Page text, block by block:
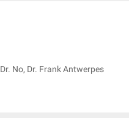
Dr. No, Dr. Frank Antwerpes